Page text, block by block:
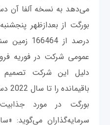
می‌دهد به نسخه آلفا آن
درصد از
عمومی شرکت در فوریه
باقیمانده را تا سال 2022 دست‌نخورده باقی نگه‌ دارد.
بورگت در مورد
سرمایه‌گذاران می‌گوید: